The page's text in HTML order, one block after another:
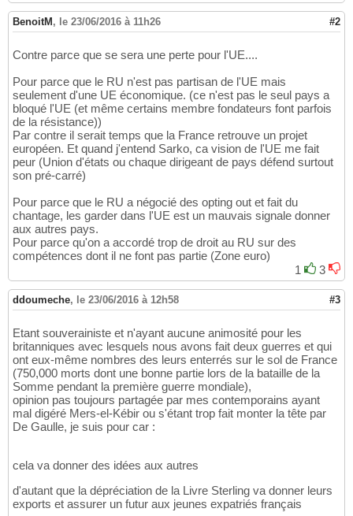
BenoitM , le 23/06/2016 à 11h26 #2
Contre parce que se sera une perte pour l'UE....
Pour parce que le RU n'est pas partisan de l'UE mais
seulement d'une UE économique. (ce n'est pas le seul pays a
bloqué l'UE (et même certains membre fondateurs font parfois
de la résistance))
Par contre il serait temps que la France retrouve un projet
européen. Et quand j'entend Sarko, ca vision de l'UE me fait
peur (Union d'états ou chaque dirigeant de pays défend surtout
son pré-carré)
Pour parce que le RU a négocié des opting out et fait du
chantage, les garder dans l'UE est un mauvais signale donner
aux autres pays.
Pour parce qu'on a accordé trop de droit au RU sur des
compétences dont il ne font pas partie (Zone euro)
1
3
ddoumeche, le 23/06/2016 à 12h58 #3
Etant souverainiste et n'ayant aucune animosité pour les
britanniques avec lesquels nous avons fait deux guerres et qui
ont eux-même nombres des leurs enterrés sur le sol de France
(750,000 morts dont une bonne partie lors de la bataille de la
Somme pendant la première guerre mondiale),
opinion pas toujours partagée par mes contemporains ayant
mal digéré Mers-el-Kébir ou s'étant trop fait monter la tête par
De Gaulle, je suis pour car :
cela va donner des idées aux autres
d'autant que la dépréciation de la Livre Sterling va donner leurs
exports et assurer un futur aux jeunes expatriés français